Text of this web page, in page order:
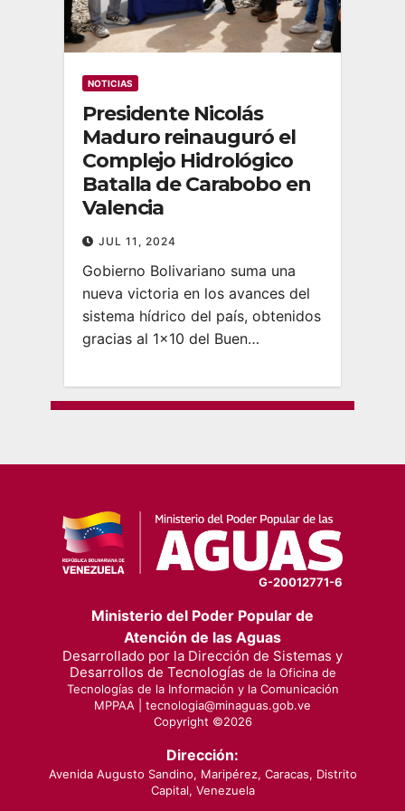
NOTICIAS
Presidente Nicolás
Maduro reinauguró el
Complejo Hidrológico
Batalla de Carabobo en
Valencia
JUL 11, 2024
Gobierno Bolivariano suma una
nueva victoria en los avances del
sistema hídrico del país, obtenidos
gracias al 1×10 del Buen…
G-20012771-6
Ministerio del Poder Popular de
Atención de las Aguas
Desarrollado por la Dirección de Sistemas y
Desarrollos de Tecnologías de la Oficina de
Tecnologías de la Información y la Comunicación
MPPAA | tecnologia@minaguas.gob.ve
Copyright ©2026
Dirección:
Avenida Augusto Sandino, Maripérez, Caracas, Distrito
Capital, Venezuela